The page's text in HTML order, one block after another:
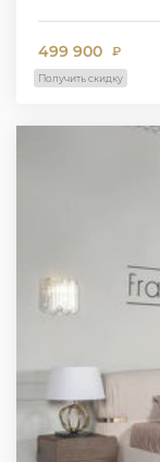
499 900 ₽
Получить скидку